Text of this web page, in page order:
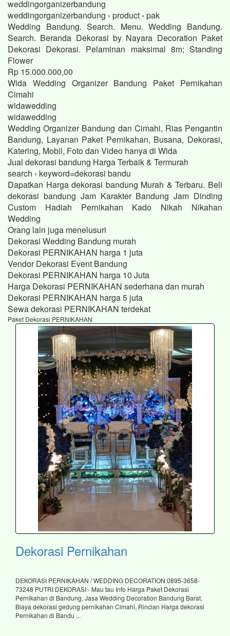
weddingorganizerbandung
weddingorganizerbandung › product › pak
Wedding Bandung. Search. Menu. Wedding Bandung.
Search. Beranda Dekorasi by Nayara Decoration Paket
Dekorasi Dekorasi. Pelaminan maksimal 8m; Standing
Flower
Rp 15.000.000,00
Wida Wedding Organizer Bandung Paket Pernikahan
Cimahi
widawedding
widawedding
Wedding Organizer Bandung dan Cimahi, Rias Pengantin
Bandung, Layanan Paket Pernikahan, Busana, Dekorasi,
Katering, Mobil, Foto dan Video hanya di Wida
Jual dekorasi bandung Harga Terbaik & Termurah
search › keyword=dekorasi bandu
Dapatkan Harga dekorasi bandung Murah & Terbaru. Beli
dekorasi bandung Jam Karakter Bandung Jam Dinding
Custom Hadiah Pernikahan Kado Nikah Nikahan
Wedding
Orang lain juga menelusuri
Dekorasi Wedding Bandung murah
Dekorasi PERNIKAHAN harga 1 juta
Vendor Dekorasi Event Bandung
Dekorasi PERNIKAHAN harga 10 Juta
Harga Dekorasi PERNIKAHAN sederhana dan murah
Dekorasi PERNIKAHAN harga 5 juta
Sewa dekorasi PERNIKAHAN terdekat
Paket Dekorasi PERNIKAHAN
Dekorasi Pernikahan
DEKORASI PERNIKAHAN / WEDDING DECORATION 0895-3658-
73248 PUTRI DEKORASI - Mau tau Info Harga Paket Dekorasi
Pernikahan di Bandung, Jasa Wedding Decoration Bandung Barat,
Biaya dekorasi gedung pernikahan Cimahi, Rincian Harga dekorasi
Pernikahan di Bandu ...